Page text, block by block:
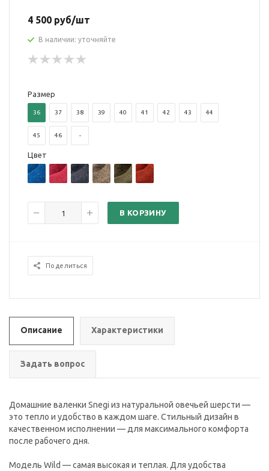
4 500 руб/шт
В наличии: уточняйте
Размер
36 37 38 39 40 41 42 43 44
45 46 -
Цвет
В КОРЗИНУ
Поделиться
Описание Характеристики
Задать вопрос
Домашние валенки Snegi из натуральной овечьей шерсти —
это тепло и удобство в каждом шаге. Cтильный дизайн в
качественном исполнении — для максимального комфорта
после рабочего дня.
Модель Wild — самая высокая и теплая. Для удобства